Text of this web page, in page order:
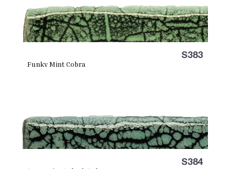
S383
Funky Mint Cobra
S384